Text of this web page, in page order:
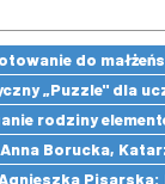
do
„Puzzle" dla
rodziny
Borucka,